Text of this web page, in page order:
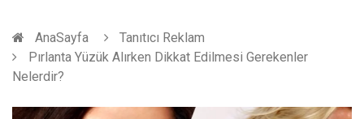
AnaSayfa
Tanıtıcı Reklam
Pırlanta Yüzük Alırken Dikkat Edilmesi Gerekenler
Nelerdir?